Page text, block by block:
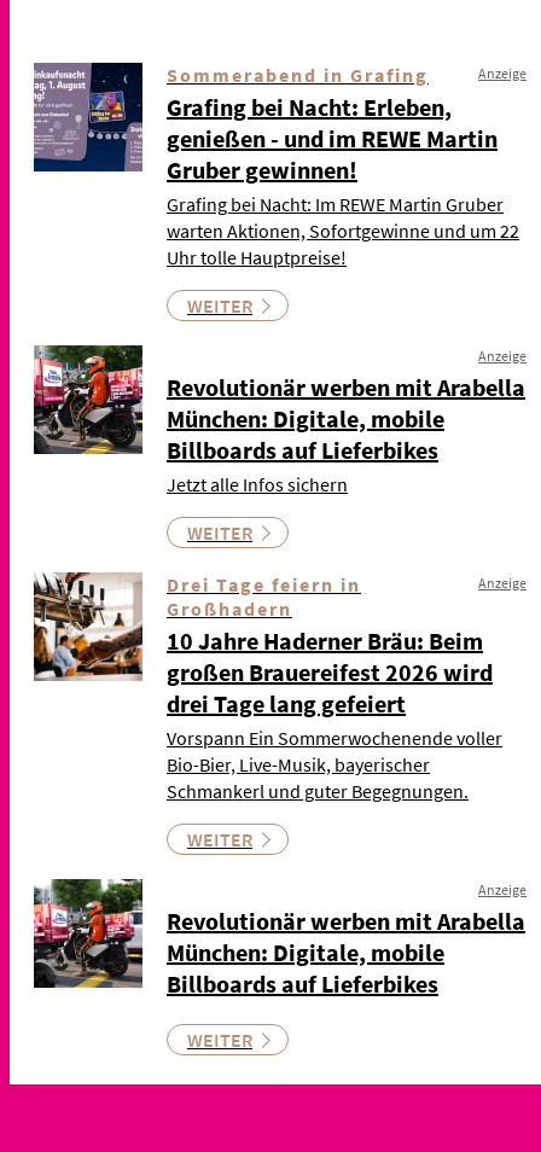
Sommerabend in Grafing Anzeige
Grafing bei Nacht: Erleben,
genießen - und im REWE Martin
Gruber gewinnen!
Grafing bei Nacht: Im REWE Martin Gruber
warten Aktionen, Sofortgewinne und um 22
Uhr tolle Hauptpreise!
WEITER
Anzeige
Revolutionär werben mit Arabella
München: Digitale, mobile
Billboards auf Lieferbikes
Jetzt alle Infos sichern
WEITER
Drei Tage feiern in
Großhadern
Anzeige
10 Jahre Haderner Bräu: Beim
großen Brauereifest 2026 wird
drei Tage lang gefeiert
Vorspann Ein Sommerwochenende voller
Bio-Bier, Live-Musik, bayerischer
Schmankerl und guter Begegnungen.
WEITER
Anzeige
Revolutionär werben mit Arabella
München: Digitale, mobile
Billboards auf Lieferbikes
WEITER